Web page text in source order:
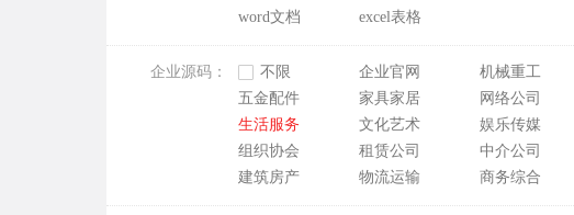
word文档
excel表格
企业源码： 不限 企业官网 机械重工
五金配件
家具家居 网络公司
生活服务
文化艺术 娱乐传媒
组织协会
租赁公司 中介公司
建筑房产
物流运输 商务综合